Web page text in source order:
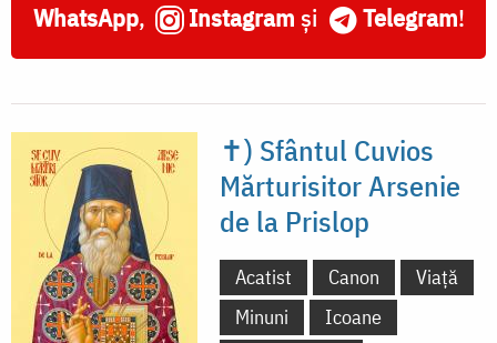
WhatsApp, Instagram și Telegram!
✝) Sfântul Cuvios
Mărturisitor Arsenie
de la Prislop
Acatist Canon
Viață
Minuni
Icoane